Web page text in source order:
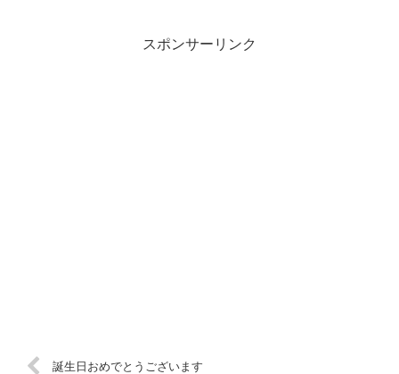
スポンサーリンク
誕生日おめでとうございます